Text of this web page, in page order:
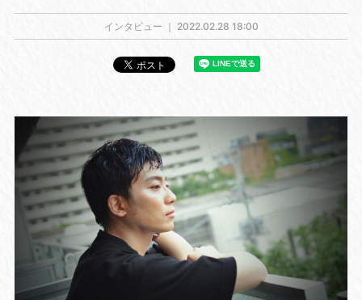
インタビュー ｜ 2022.02.28 18:00